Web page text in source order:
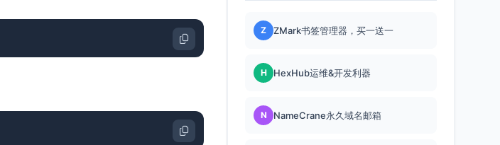
Z ZMark书签管理器，买一送一
H HexHub运维&开发利器
N NameCrane永久域名邮箱